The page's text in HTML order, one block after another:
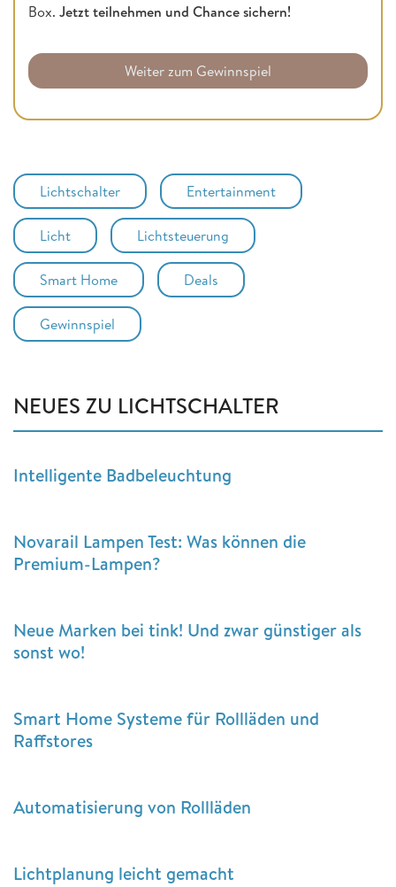
Box. Jetzt teilnehmen und Chance sichern!
Weiter zum Gewinnspiel
Lichtschalter Entertainment
Licht Lichtsteuerung
Smart Home Deals
Gewinnspiel
NEUES ZU LICHTSCHALTER
Intelligente Badbeleuchtung
Novarail Lampen Test: Was können die
Premium-Lampen?
Neue Marken bei tink! Und zwar günstiger als
sonst wo!
Smart Home Systeme für Rollläden und
Raffstores
Automatisierung von Rollläden
Lichtplanung leicht gemacht